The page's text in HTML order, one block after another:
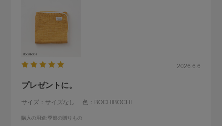
2026.6.6
プレゼントに。
サイズ：サイズなし 色：BOCHIBOCHI
購入の用途:季節の贈りもの